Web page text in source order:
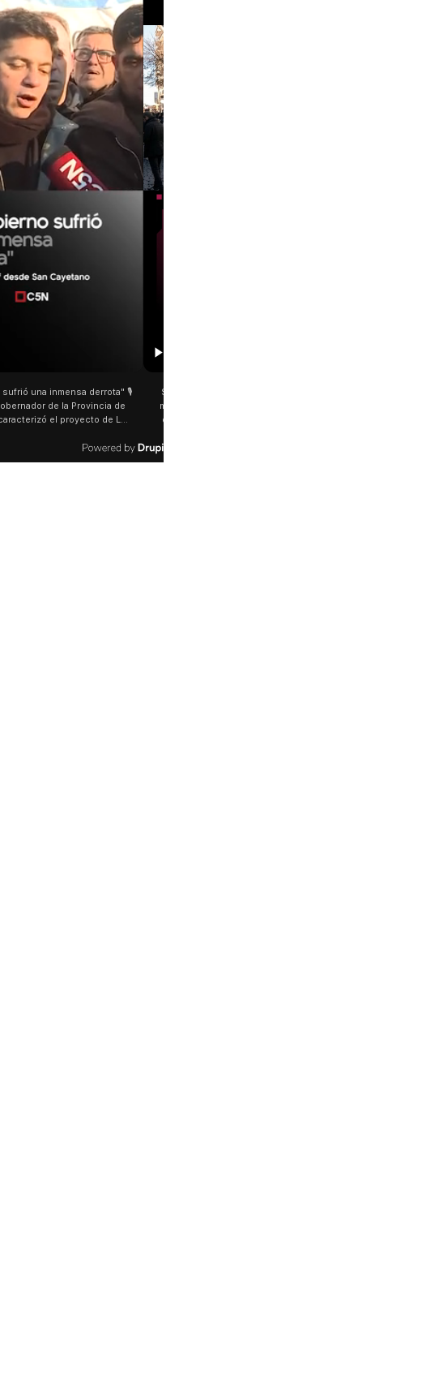
San Cayetano: Jorge García Cuerva juntó a
miles de peregrinos en Liniers El arzobispo
de Buenos Aires destacó la fortaleza de la
agua y soportó las bajas temperaturas de los
últimos días: "Son dificultades que pudieron